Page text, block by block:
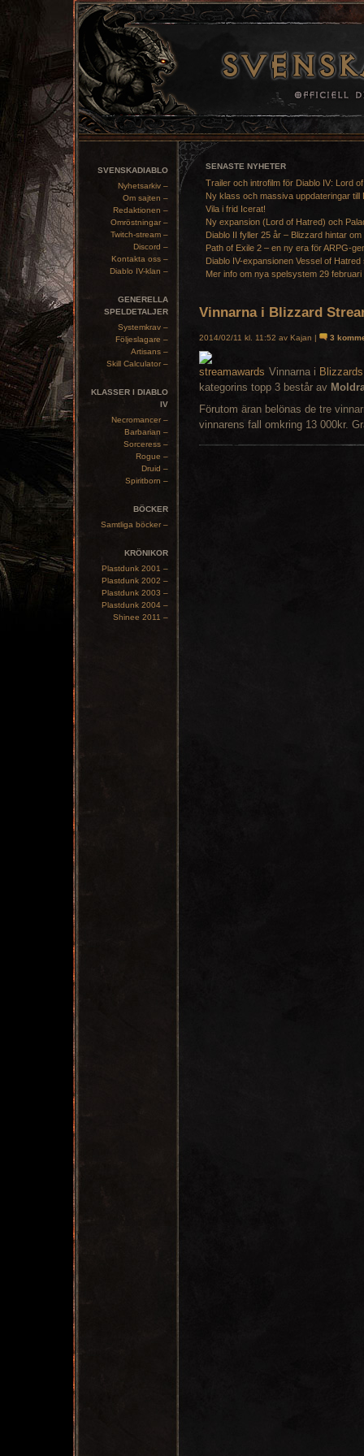
SVENSKADIABLO
Nyhetsarkiv –
Om sajten –
Redaktionen –
Omröstningar –
Twitch-stream –
Discord –
Kontakta oss –
Diablo IV-klan –
GENERELLA
SPELDETALJER
Systemkrav –
Följeslagare –
Artisans –
Skill Calculator –
KLASSER I DIABLO
IV
Necromancer –
Barbarian –
Sorceress –
Rogue –
Druid –
Spiritborn –
BÖCKER
Samtliga böcker –
KRÖNIKOR
Plastdunk 2001 –
Plastdunk 2002 –
Plastdunk 2003 –
Plastdunk 2004 –
Shinee 2011 –
SENASTE NYHETER
Trailer och introfilm för Diablo IV: Lord
Ny klass och massiva uppdateringar till
Vila i frid Icerat!
Ny expansion (Lord of Hatred) och
Diablo II fyller 25 år – Blizzard hintar om
Path of Exile 2 – en ny era för ARPG-
Diablo IV-expansionen Vessel of
Mer info om nya spelsystem 29 februari
Vinnarna i Blizzard
2014/02/11 kl. 11:52 av Kajan | 3
Vinnarna i
kategorins topp 3 består av
Förutom äran belönas de tre
vinnarens fall omkring 13 000kr.